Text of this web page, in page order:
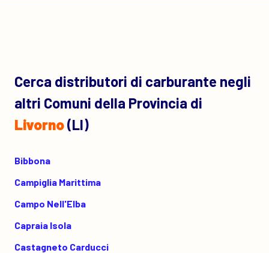
Cerca distributori di carburante negli
altri Comuni della Provincia di
Livorno(LI)
Bibbona
Campiglia Marittima
Campo Nell'Elba
Capraia Isola
Castagneto Carducci